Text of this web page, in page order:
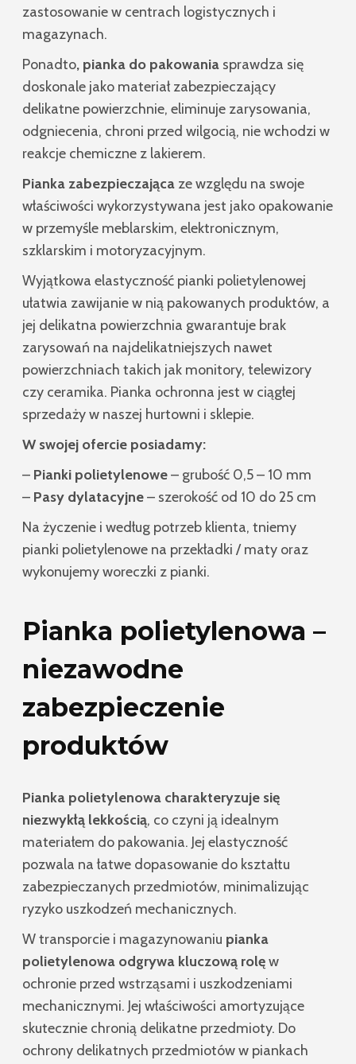
zastosowanie w centrach logistycznych i
magazynach.
Ponadto, pianka do pakowania sprawdza się
doskonale jako materiał zabezpieczający
delikatne powierzchnie, eliminuje zarysowania,
odgniecenia, chroni przed wilgocią, nie wchodzi w
reakcje chemiczne z lakierem.
Pianka zabezpieczająca ze względu na swoje
właściwości wykorzystywana jest jako opakowanie
w przemyśle meblarskim, elektronicznym,
szklarskim i motoryzacyjnym.
Wyjątkowa elastyczność pianki polietylenowej
ułatwia zawijanie w nią pakowanych produktów, a
jej delikatna powierzchnia gwarantuje brak
zarysowań na najdelikatniejszych nawet
powierzchniach takich jak monitory, telewizory
czy ceramika. Pianka ochronna jest w ciągłej
sprzedaży w naszej hurtowni i sklepie.
W swojej ofercie posiadamy:
– Pianki polietylenowe– grubość 0,5 – 10 mm
– Pasy dylatacyjne– szerokość od 10 do 25 cm
Na życzenie i według potrzeb klienta, tniemy
pianki polietylenowe na przekładki / maty oraz
wykonujemy woreczki z pianki.
Pianka polietylenowa –
niezawodne
zabezpieczenie
produktów
Pianka polietylenowa charakteryzuje się
niezwykłą lekkością, co czyni ją idealnym
materiałem do pakowania. Jej elastyczność
pozwala na łatwe dopasowanie do kształtu
zabezpieczanych przedmiotów, minimalizując
ryzyko uszkodzeń mechanicznych.
W transporcie i magazynowaniu pianka
polietylenowa odgrywa kluczową rolęw
ochronie przed wstrząsami i uszkodzeniami
mechanicznymi. Jej właściwości amortyzujące
skutecznie chronią delikatne przedmioty. Do
ochrony delikatnych przedmiotów w piankach